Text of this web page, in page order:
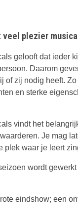
veel plezier
gelooft dat ieder
Daarom
of zij nodig heeft.
en sterke
vindt het
Je mag
plek waar je leert
wordt
eindshow; een